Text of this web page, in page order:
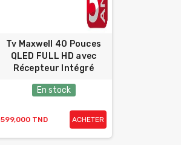
Tv Maxwell 40 Pouces
QLED FULL HD avec
Récepteur Intégré
En stock
599,000 TND ACHETER